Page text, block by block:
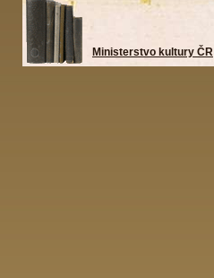
Ministerstvo kultury ČR